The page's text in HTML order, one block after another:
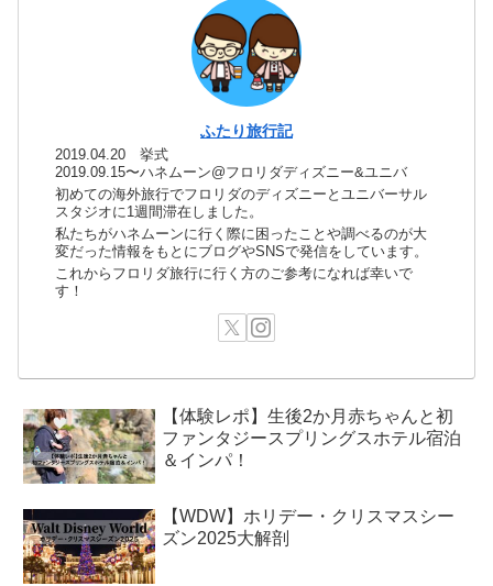
ふたり旅行記
2019.04.20 挙式
2019.09.15〜ハネムーン@フロリダディズニー&ユニバ
初めての海外旅行でフロリダのディズニーとユニバーサル
スタジオに1週間滞在しました。
私たちがハネムーンに行く際に困ったことや調べるのが大
変だった情報をもとにブログやSNSで発信をしています。
これからフロリダ旅行に行く方のご参考になれば幸いで
す！
【体験レポ】生後2か月赤ちゃんと初
ファンタジースプリングスホテル宿泊
＆インパ！
【WDW】ホリデー・クリスマスシー
ズン2025大解剖